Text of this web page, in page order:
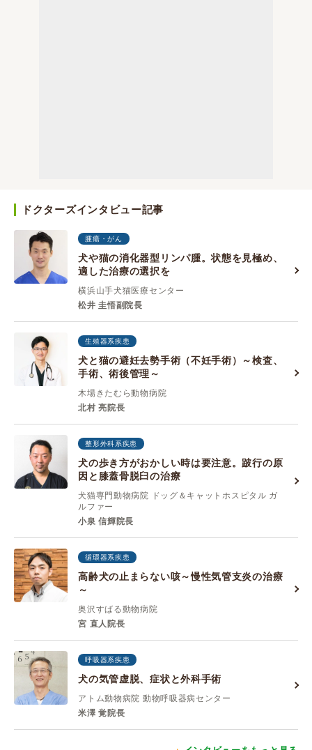
ドクターズインタビュー記事
腫瘍・がん
犬や猫の消化器型リンパ腫。状態を見極め、
適した治療の選択を
横浜山手犬猫医療センター
松井 圭悟副院長
生殖器系疾患
犬と猫の避妊去勢手術（不妊手術）～検査、
手術、術後管理～
木場きたむら動物病院
北村 亮院長
整形外科系疾患
犬の歩き方がおかしい時は要注意。跛行の原
因と膝蓋骨脱臼の治療
犬猫専門動物病院 ドッグ＆キャットホスピタル ガ
ルファー
小泉 信輝院長
循環器系疾患
高齢犬の止まらない咳～慢性気管支炎の治療
～
奥沢すばる動物病院
宮 直人院長
呼吸器系疾患
犬の気管虚脱、症状と外科手術
アトム動物病院 動物呼吸器病センター
米澤 覚院長